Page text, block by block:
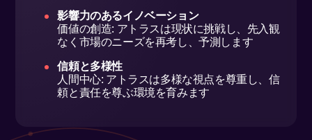
影響力のあるイノベーション
価値の創造: アトラスは現状に挑戦し、先入観
なく市場のニーズを再考し、予測します
信頼と多様性
人間中心: アトラスは多様な視点を尊重し、信
頼と責任を尊ぶ環境を育みます